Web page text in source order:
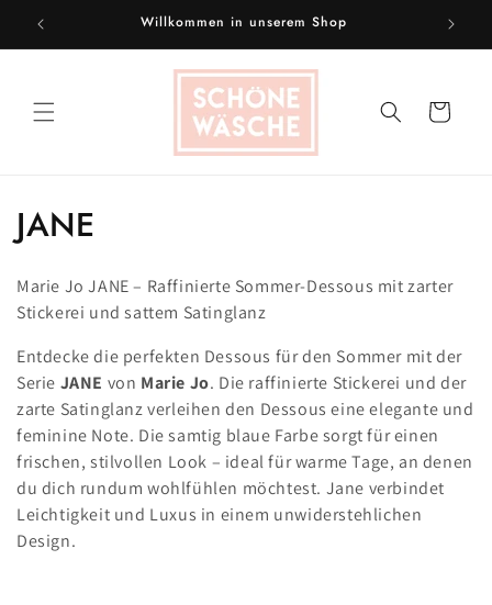
zum
Willkommen in unserem Shop
Warenkorb
K
t
e
g
o
r
i
JANE
Marie Jo JANE – Raffinierte Sommer-Dessous mit zarter
Stickerei und sattem Satinglanz
Entdecke die perfekten Dessous für den Sommer mit der
Serie JANE von Marie Jo. Die raffinierte Stickerei und der
zarte Satinglanz verleihen den Dessous eine elegante und
feminine Note. Die samtig blaue Farbe sorgt für einen
frischen, stilvollen Look – ideal für warme Tage, an denen
du dich rundum wohlfühlen möchtest. Jane verbindet
Leichtigkeit und Luxus in einem unwiderstehlichen
Design.